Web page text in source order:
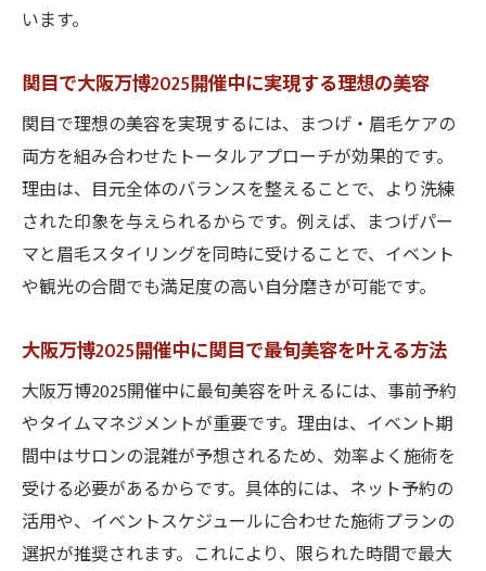
います。
関目で大阪万博2025開催中に実現する理想の美容
関目で理想の美容を実現するには、まつげ・眉毛ケアの
両方を組み合わせたトータルアプローチが効果的です。
理由は、目元全体のバランスを整えることで、より洗練
された印象を与えられるからです。例えば、まつげパー
マと眉毛スタイリングを同時に受けることで、イベント
や観光の合間でも満足度の高い自分磨きが可能です。
大阪万博2025開催中に関目で最旬美容を叶える方法
大阪万博2025開催中に最旬美容を叶えるには、事前予約
やタイムマネジメントが重要です。理由は、イベント期
間中はサロンの混雑が予想されるため、効率よく施術を
受ける必要があるからです。具体的には、ネット予約の
活用や、イベントスケジュールに合わせた施術プランの
選択が推奨されます。これにより、限られた時間で最大